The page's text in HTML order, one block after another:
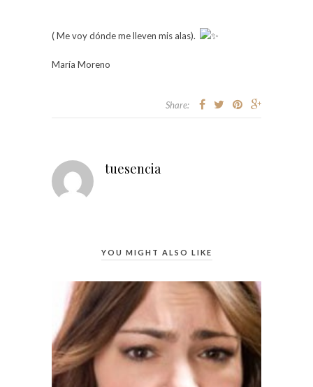
( Me voy dónde me lleven mis alas).
María Moreno
Share:
tuesencia
YOU MIGHT ALSO LIKE